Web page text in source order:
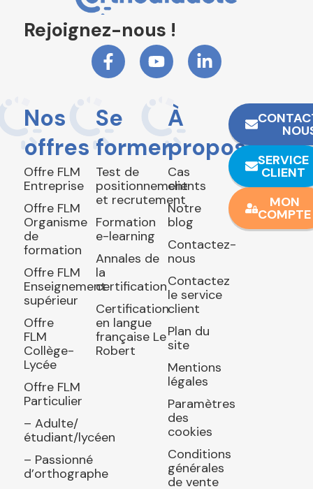
Rejoignez-nous !
Nos
offres
Offre FLM
Entreprise
Offre FLM
Organisme
de
formation
Offre FLM
Enseignement
supérieur
Offre
FLM
Collège-
Lycée
Offre FLM
Particulier
– Adulte/
étudiant/lycéen
– Passionné
d’orthographe
Se
former
Test de
positionnement
et recrutement
Formation
e-learning
Annales de
la
certification
Certification
en langue
française Le
Robert
À
propos
Cas
clients
Notre
blog
Contactez-
nous
Contactez
le service
client
Plan du
site
Mentions
légales
Paramètres
des
cookies
Conditions
générales
de vente
SERVICE
CLIENT
MON
COMPTE